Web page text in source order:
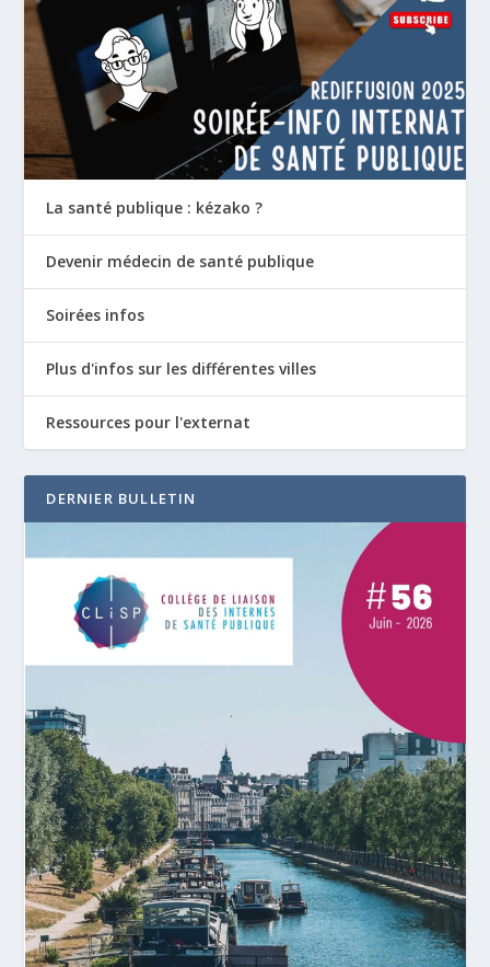
La santé publique : kézako ?
Devenir médecin de santé publique
Soirées infos
Plus d'infos sur les différentes villes
Ressources pour l'externat
DERNIER BULLETIN